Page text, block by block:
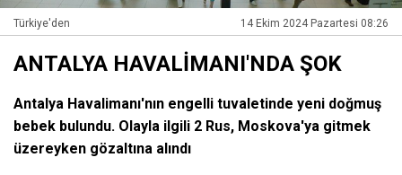
Türkiye'den 14 Ekim 2024 Pazartesi 08:26
ANTALYA HAVALİMANI'NDA ŞOK
Antalya Havalimanı'nın engelli tuvaletinde yeni doğmuş
bebek bulundu. Olayla ilgili 2 Rus, Moskova'ya gitmek
üzereyken gözaltına alındı